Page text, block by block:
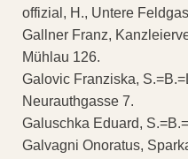
offizial, H., Untere
Gallner Franz,
Mühlau 126.
Galovic Franziska,
Neurauthgasse 7.
Galuschka Eduard,
Galvagni Onoratus,